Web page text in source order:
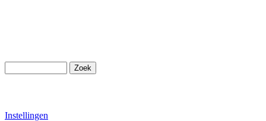
Instellingen